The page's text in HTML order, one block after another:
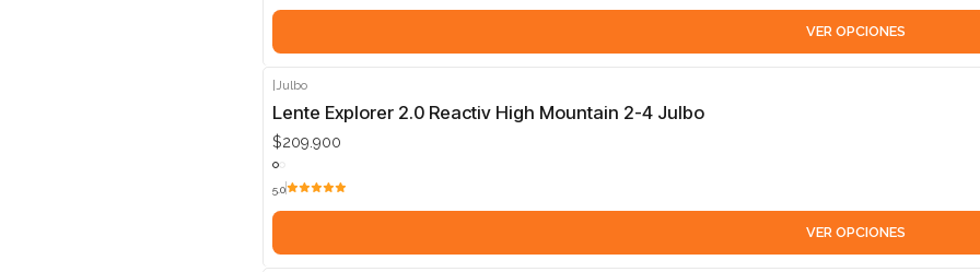
VER OPCIONES
| Julbo
Lente Explorer 2.0 Reactiv High Mountain 2-4 Julbo
$209.900
5.0
VER OPCIONES